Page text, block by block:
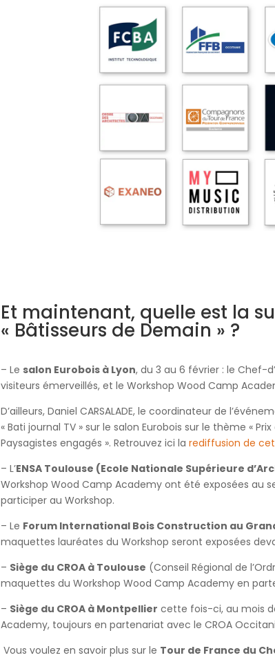
Et maintenant, quelle est la
« Bâtisseurs de Demain » ?
– Le salon Eurobois à Lyon, du 3 au 6 février : le Chef-
visiteurs émerveillés, et le Workshop Wood Camp
D’ailleurs, Daniel CARSALADE, le coordinateur de
« Bati journal TV » sur le salon Eurobois sur le thème «
Paysagistes engagés ». Retrouvez ici la rediffusion de
– L’ENSA Toulouse (Ecole Nationale Supérieure
Workshop Wood Camp Academy ont été exposées au
participer au Workshop.
– Le Forum International Bois Construction au
maquettes lauréates du Workshop seront exposées
– Siège du CROA à Toulouse (Conseil Régional de
maquettes du Workshop Wood Camp Academy en
– Siège du CROA à Montpellier cette fois-ci, au mois
Academy, toujours en partenariat avec le CROA
Vous voulez en savoir plus sur le Tour de France du